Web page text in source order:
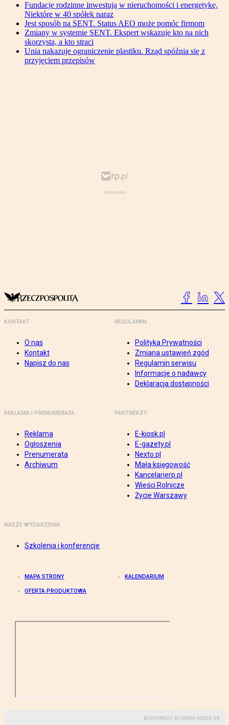
Fundacje rodzinne inwestują w nieruchomości i energetykę.
Niektóre w 40 spółek naraz
Jest sposób na SENT. Status AEO może pomóc firmom
Zmiany w systemie SENT. Ekspert wskazuje kto na nich
skorzysta, a kto straci
Unia nakazuje ograniczenie plastiku. Rząd spóźnia się z
przyjęciem przepisów
KONTAKT
O nas
Kontakt
Napisz do nas
REGULAMIN
Polityka Prywatności
Zmiana ustawień zgód
Regulamin serwisu
Informacje o nadawcy
Deklaracja dostępności
REKLAMA I PRENUMERATA
Reklama
Ogłoszenia
Prenumerata
Archiwum
PARTNERZY
E-kiosk.pl
E-gazety.pl
Nexto.pl
Mała księgowość
Kancelarierp.pl
Wieści Rolnicze
Życie Warszawy
NASZE WYDARZENIA
Szkolenia i konferencje
MAPA STRONY KALENDARIUM
OFERTA PRODUKTOWA
© COPYRIGHT BY GREMI MEDIA SA